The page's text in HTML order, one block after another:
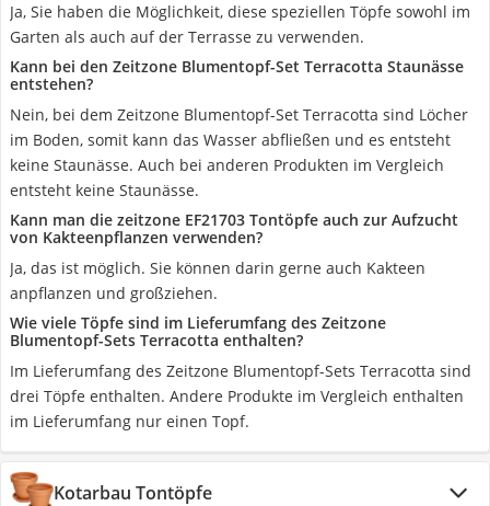
Ja, Sie haben die Möglichkeit, diese speziellen Töpfe sowohl im
Garten als auch auf der Terrasse zu verwenden.
Kann bei den Zeitzone Blumentopf-Set Terracotta Staunässe
entstehen?
Nein, bei dem Zeitzone Blumentopf-Set Terracotta sind Löcher
im Boden, somit kann das Wasser abfließen und es entsteht
keine Staunässe. Auch bei anderen Produkten im Vergleich
entsteht keine Staunässe.
Kann man die zeitzone EF21703 Tontöpfe auch zur Aufzucht
von Kakteenpflanzen verwenden?
Ja, das ist möglich. Sie können darin gerne auch Kakteen
anpflanzen und großziehen.
Wie viele Töpfe sind im Lieferumfang des Zeitzone
Blumentopf-Sets Terracotta enthalten?
Im Lieferumfang des Zeitzone Blumentopf-Sets Terracotta sind
drei Töpfe enthalten. Andere Produkte im Vergleich enthalten
im Lieferumfang nur einen Topf.
Kotarbau Tontöpfe